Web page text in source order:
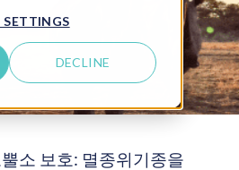
DECLINE
소 보호: 멸종위기종을